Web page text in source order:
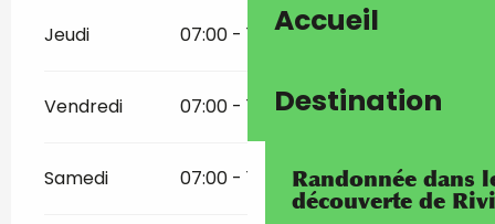
Accueil
Destination
Randonnée dans
découverte de
Jeudi 07:00 - 18:30
Vendredi 07:00 - 18:30
Samedi 07:00 - 18:30